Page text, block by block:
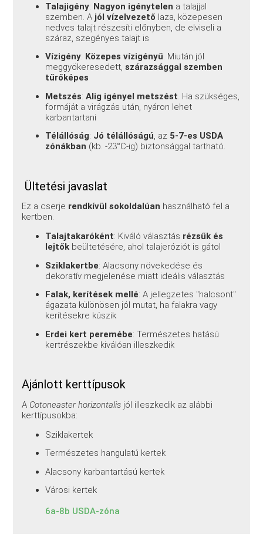
Talajigény: Nagyon igénytelen a talajjal
szemben. A jól vízelvezető laza, közepesen
nedves talajt részesíti előnyben, de elviseli a
száraz, szegényes talajt is
Vízigény: Közepes vízigényű. Miután jól
meggyökeresedett, szárazsággal szemben
tűrőképes
Metszés:Alig igényel metszést. Ha szükséges,
formáját a virágzás után, nyáron lehet
karbantartani
Télállóság: Jó télállóságú, az 5-7-es USDA
zónákban (kb. -23°C-ig) biztonsággal tartható.
Ültetési javaslat
Ez a cserje rendkívül sokoldalúan használható fel a
kertben.
Talajtakaróként: Kiváló választás rézsűk és
lejtők beültetésére, ahol talajeróziót is gátol
Sziklakertbe: Alacsony növekedése és
dekoratív megjelenése miatt ideális választás
Falak, kerítések mellé: A jellegzetes "halcsont"
ágazata különösen jól mutat, ha falakra vagy
kerítésekre kúszik
Erdei kert peremébe: Természetes hatású
kertrészekbe kiválóan illeszkedik
Ajánlott kerttípusok
A Cotoneaster horizontalis jól illeszkedik az alábbi
kerttípusokba:
Sziklakertek
Természetes hangulatú kertek
Alacsony karbantartású kertek
Városi kertek
6a-8b USDA-zóna